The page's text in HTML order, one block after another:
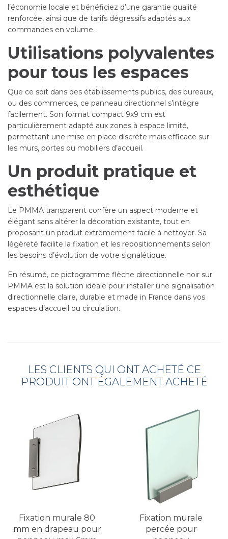
l’économie locale et bénéficiez d’une garantie qualité
renforcée, ainsi que de tarifs dégressifs adaptés aux
commandes en volume.
Utilisations polyvalentes
pour tous les espaces
Que ce soit dans des établissements publics, des bureaux,
ou des commerces, ce panneau directionnel s’intègre
facilement. Son format compact 9x9 cm est
particulièrement adapté aux zones à espace limité,
permettant une mise en place discrète mais efficace sur
les murs, portes ou mobiliers d’accueil.
Un produit pratique et
esthétique
Le PMMA transparent confère un aspect moderne et
élégant sans altérer la décoration existante, tout en
proposant un produit extrêmement facile à nettoyer. Sa
légèreté facilite la fixation et les repositionnements selon
les besoins d’évolution de votre signalétique.
En résumé, ce pictogramme flèche directionnelle noir sur
PMMA est la solution idéale pour installer une signalisation
directionnelle claire, durable et made in France dans vos
espaces d’accueil ou circulation.
LES CLIENTS QUI ONT ACHETÉ CE
PRODUIT ONT ÉGALEMENT ACHETÉ
Fixation murale 80
mm en drapeau pour
Fixation murale
percée pour